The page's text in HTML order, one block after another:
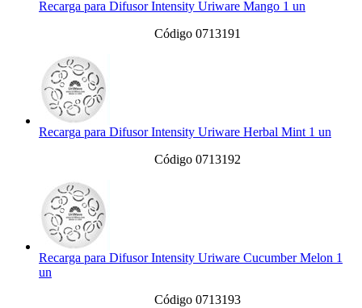
Recarga para Difusor Intensity Uriware Mango 1 un
Código 0713191
Recarga para Difusor Intensity Uriware Herbal Mint 1 un
Código 0713192
Recarga para Difusor Intensity Uriware Cucumber Melon 1
un
Código 0713193